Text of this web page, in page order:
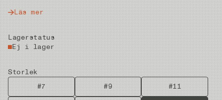
Läs mer
Lagerstatus
Ej i lager
Storlek
#7
#9 #11